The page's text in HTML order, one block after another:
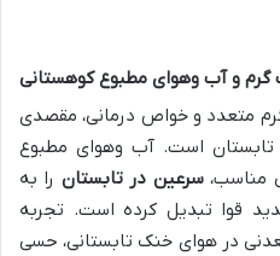
و آب وهوای مطبوع کوهستانی
متعدد و خواص درمانی، مقصدی
تابستان است. آب وهوای مطبوع
مناسب،سرعین در تابستان را به
قوا تبدیل کرده است. تجربه
در هوای خنک تابستانی، حسی